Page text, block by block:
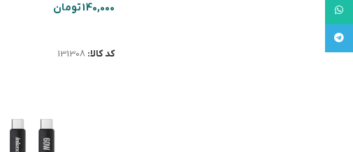
140,000تومان
کد کالا: 131308